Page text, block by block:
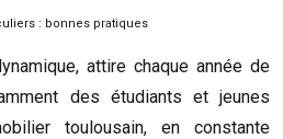
: bonnes pratiques
attire chaque année de
des étudiants et jeunes
toulousain, en constante